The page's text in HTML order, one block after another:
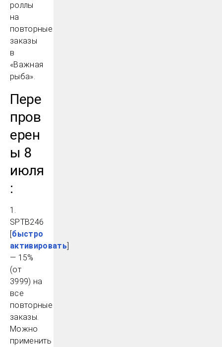
роллы
на
повторные
заказы
в
«Важная
рыба».
Пере
пров
ерен
ы 8
июля
:
1.
SPTB246
[быстро
активировать]
— 15%
(от
3999) на
все
повторные
заказы.
Можно
применить